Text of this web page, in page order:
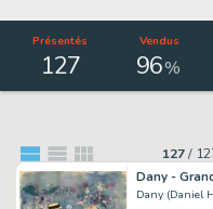
Présentés
127
Vendus
96%
127/
Dany (Daniel